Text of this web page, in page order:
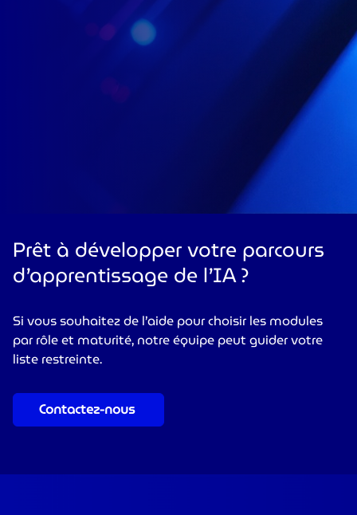
Prêt à développer votre parcours
d’apprentissage de l’IA ?
Si vous souhaitez de l’aide pour choisir les modules
par rôle et maturité, notre équipe peut guider votre
liste restreinte.
Contactez-nous